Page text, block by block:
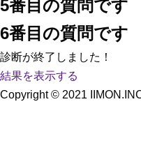
5番目の質問です
6番目の質問です
診断が終了しました！
結果を表示する
Copyright © 2021